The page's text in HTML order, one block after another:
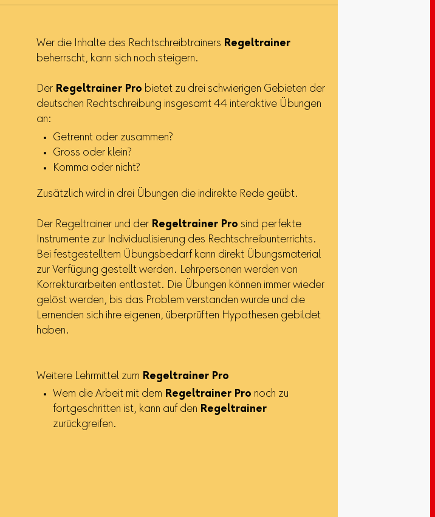
Wer die Inhalte des Rechtschreibtrainers Regeltrainer
beherrscht, kann sich noch steigern.
Der Regeltrainer Pro bietet zu drei schwierigen Gebieten der
deutschen Rechtschreibung insgesamt 44 interaktive Übungen
an:
Getrennt oder zusammen?
Gross oder klein?
Komma oder nicht?
Zusätzlich wird in drei Übungen die indirekte Rede geübt.
Der Regeltrainer und der Regeltrainer Pro sind perfekte
Instrumente zur Individualisierung des Rechtschreibunterrichts.
Bei festgestelltem Übungsbedarf kann direkt Übungsmaterial
zur Verfügung gestellt werden. Lehrpersonen werden von
Korrekturarbeiten entlastet. Die Übungen können immer wieder
gelöst werden, bis das Problem verstanden wurde und die
Lernenden sich ihre eigenen, überprüften Hypothesen gebildet
haben.
Weitere Lehrmittel zum Regeltrainer Pro
Wem die Arbeit mit dem Regeltrainer Pro noch zu
fortgeschritten ist, kann auf den Regeltrainer
zurückgreifen.